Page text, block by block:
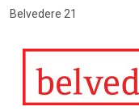
Belvedere 21